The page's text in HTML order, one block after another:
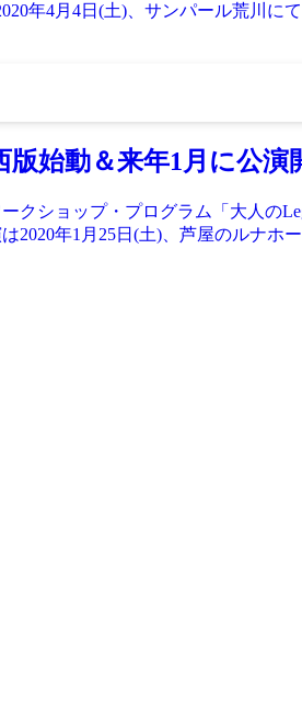
年4月4日(土)、サンパール荒川に
始動＆来年1月に公演
クショップ・プログラム「大人の
2020年1月25日(土)、芦屋のルナホ